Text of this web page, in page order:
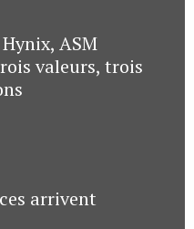
ASM
valeurs, trois
arrivent